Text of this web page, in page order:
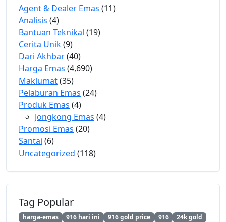
Agent & Dealer Emas (11)
Analisis (4)
Bantuan Teknikal (19)
Cerita Unik(9)
Dari Akhbar(40)
Harga Emas (4,690)
Maklumat(35)
Pelaburan Emas (24)
Produk Emas (4)
Jongkong Emas (4)
Promosi Emas (20)
Santai (6)
Uncategorized (118)
Tag Popular
harga-emas 916 hari ini 916 gold price 916
24k gold